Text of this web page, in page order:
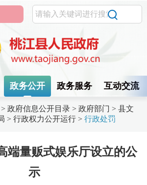
政务公开 政务服务 互动交流
> 政府信息公开目录 > 政府部门 > 县文
> 行政权力公开运行 > 行政处罚
端量贩式娱乐厅设立的公
示